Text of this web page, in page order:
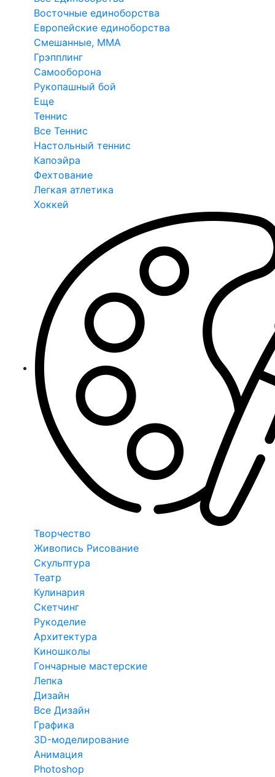
Восточные единоборства
Европейские единоборства
Смешанные, ММА
Грэпплинг
Самооборона
Рукопашный бой
Еще
Теннис
Все Теннис
Настольный теннис
Капоэйра
Фехтование
Легкая атлетика
Хоккей
Творчество
Живопись Рисование
Скульптура
Театр
Кулинария
Скетчинг
Рукоделие
Архитектура
Киношколы
Гончарные мастерские
Лепка
Дизайн
Все Дизайн
Графика
3D-моделирование
Анимация
Photoshop